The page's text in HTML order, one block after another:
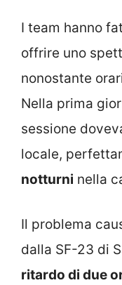
I team hanno
offrire uno
nonostante
Nella prima
sessione
locale,
notturni nella
Il problema
dalla SF-23 di
ritardo di due